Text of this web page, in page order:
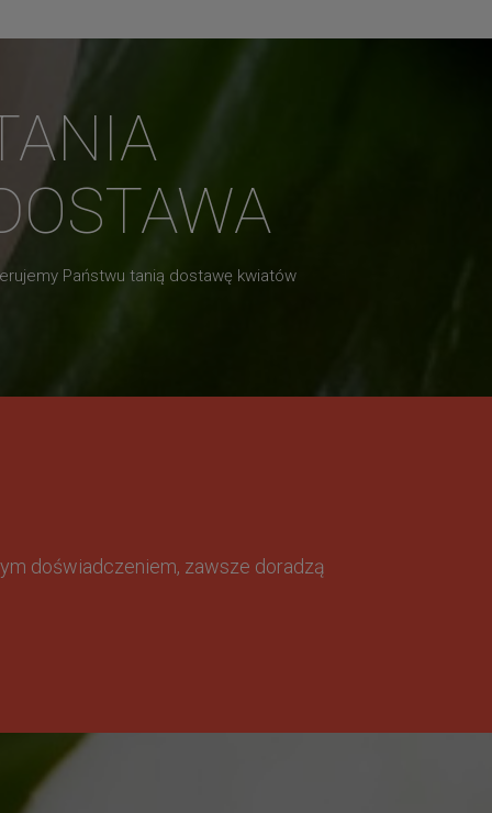
Państwu tanią dostawę kwiatów
doświadczeniem, zawsze doradzą